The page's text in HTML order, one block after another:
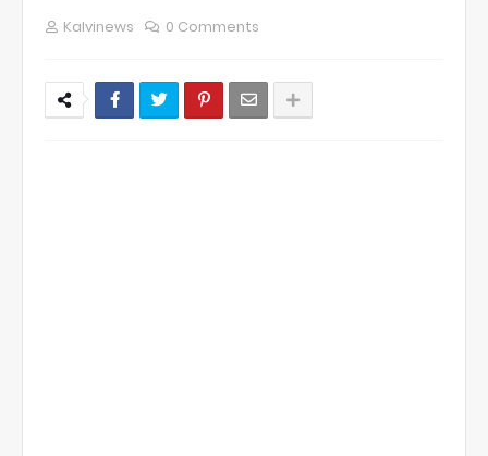
Kalvinews 0 Comments